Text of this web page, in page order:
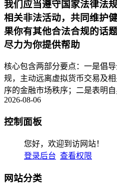
我们应当遵守国家法律法
相关非法活动，共同维护
果你有其他合法合规的话
尽力为你提供帮助
核心包含两部分要点：一是倡
规，主动远离虚拟货币交易及
序的金融市场秩序；二是表明
2026-08-06
控制面板
您好，欢迎到访网站！
登录后台 查看权限
网站分类